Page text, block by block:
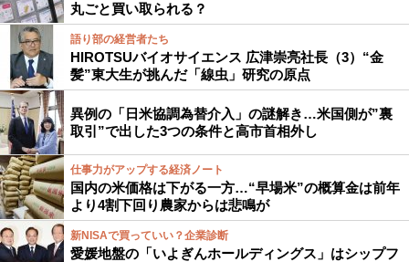
丸ごと買い取られる？
語り部の経営者たち
HIROTSUバイオサイエンス 広津崇亮社長（3）“金
髪”東大生が挑んだ「線虫」研究の原点
異例の「日米協調為替介入」の謎解き…米国側が”裏
取引”で出した3つの条件と高市首相外し
仕事力がアップする経済ノート
国内の米価格は下がる一方…“早場米”の概算金は前年
より4割下回り農家からは悲鳴が
新NISAで買っていい？企業診断
愛媛地盤の「いよぎんホールディングス」はシップフ